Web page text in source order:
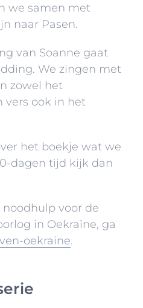
we samen met
naar Pasen.
van Soanne gaat
We zingen met
zowel het
vers ook in het
het boekje wat we
dagen tijd kijk dan
voor de
in Oekraïne, ga
oekraine.